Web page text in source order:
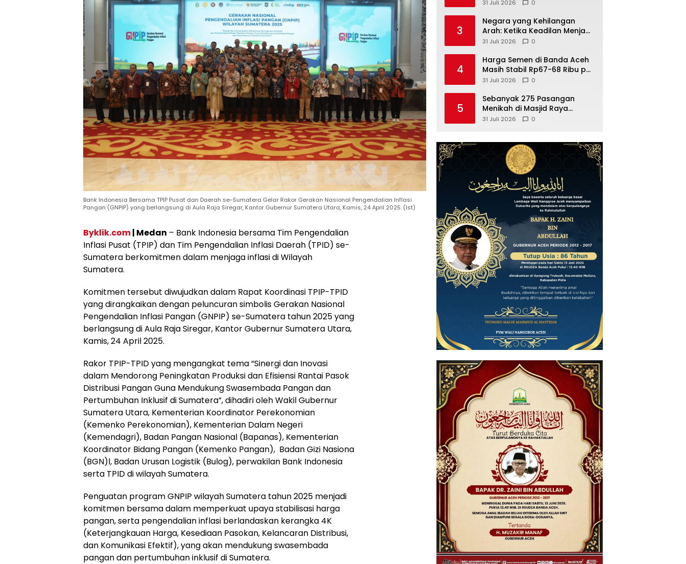
Bank Indonesia Bersama TPIP Pusat dan Daerah se-Sumatera Gelar Rakor Gerakan Nasional Pengendalian Inflasi
Pangan (GNPIP) yang berlangsung di Aula Raja Siregar, Kantor Gubernur Sumatera Utara, Kamis, 24 April 2025. (Ist)
Byklik.com| Medan – Bank Indonesia bersama Tim Pengendalian
Inflasi Pusat (TPIP) dan Tim Pengendalian Inflasi Daerah (TPID) se-
Sumatera berkomitmen dalam menjaga inflasi di Wilayah
Sumatera.
Komitmen tersebut diwujudkan dalam Rapat Koordinasi TPIP-TPID
yang dirangkaikan dengan peluncuran simbolis Gerakan Nasional
Pengendalian Inflasi Pangan (GNPIP) se-Sumatera tahun 2025 yang
berlangsung di Aula Raja Siregar, Kantor Gubernur Sumatera Utara,
Kamis, 24 April 2025.
Rakor TPIP-TPID yang mengangkat tema “Sinergi dan Inovasi
dalam Mendorong Peningkatan Produksi dan Efisiensi Rantai Pasok
Distribusi Pangan Guna Mendukung Swasembada Pangan dan
Pertumbuhan Inklusif di Sumatera”, dihadiri oleh Wakil Gubernur
Sumatera Utara, Kementerian Koordinator Perekonomian
(Kemenko Perekonomian), Kementerian Dalam Negeri
(Kemendagri), Badan Pangan Nasional (Bapanas), Kementerian
Koordinator Bidang Pangan (Kemenko Pangan), Badan Gizi Nasiona
(BGN)l, Badan Urusan Logistik (Bulog), perwakilan Bank Indonesia
serta TPID di wilayah Sumatera.
Penguatan program GNPIP wilayah Sumatera tahun 2025 menjadi
komitmen bersama dalam memperkuat upaya stabilisasi harga
pangan, serta pengendalian inflasi berlandaskan kerangka 4K
(Keterjangkauan Harga, Kesediaan Pasokan, Kelancaran Distribusi,
dan Komunikasi Efektif), yang akan mendukung swasembada
pangan dan pertumbuhan inklusif di Sumatera.
31 Juli 2026 0
3
Negara yang Kehilangan
Arah: Ketika Keadilan Menjauh
dari Nilai-Nilai Islam
31 Juli 2026 0
4
Harga Semen di Banda Aceh
Masih Stabil Rp67-68 Ribu per
Sak
31 Juli 2026 0
5
Sebanyak 275 Pasangan
Menikah di Masjid Raya
Baiturrahman Aceh
31 Juli 2026 0